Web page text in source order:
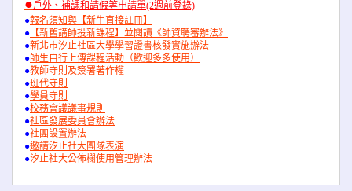
●戶外、補課和請假等申請單(2週前登錄)
●報名須知與【新生直接註冊】
● 【新舊講師投新課程】並閱讀《師資聘審辦法》
●新北市汐止社區大學學習證書核發實施辦法
●師生自行上傳課程活動（歡迎多多使用）
●教師守則及簽署著作權
●班代守則
●學員守則
●校務會議議事規則
●社區發展委員會辦法
●社團設置辦法
●邀請汐止社大團隊表演
●汐止社大公佈欄使用管理辦法